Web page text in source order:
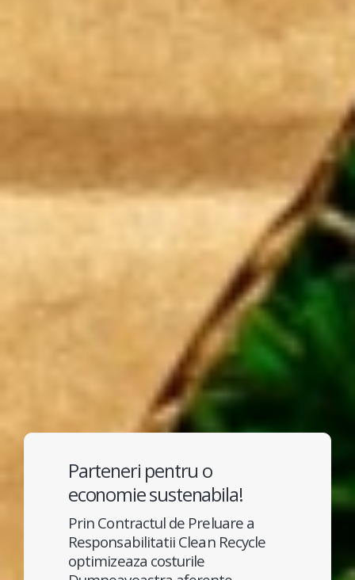
Parteneri pentru o
economie sustenabila!
Prin Contractul de Preluare a
Responsabilitatii Clean Recycle
optimizeaza costurile